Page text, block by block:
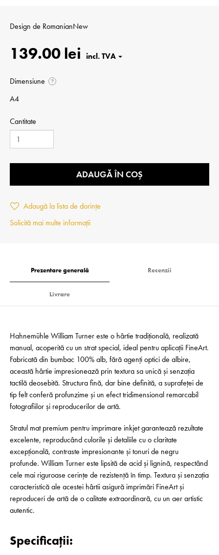
Design de RomanianNew
139.00 lei
Dimensiune ?
A4
Cantitate
ADAUGĂ ÎN COȘ
Adaugă la lista de dorințe
Solicită mai multe informații
Prezentare generală Recenzii
Livrare
Hahnemühle William Turner este o hârtie tradițională, realizată
manual, acoperită cu un strat special, ideal pentru aplicații FineArt.
Fabricată din bumbac 100% alb, fără agenți optici de albire,
această hârtie impresionează prin textura sa unică și senzația
tactilă deosebită. Structura fină, dar bine definită, a suprafeței de
tip felt conferă profunzime și un efect tridimensional remarcabil
fotografiilor și reproducerilor de artă.
Stratul mat premium pentru imprimare inkjet garantează rezultate
excelente, reproducând culorile și detaliile cu o claritate
excepțională, contraste impresionante și tonuri de negru
profunde. William Turner este lipsită de acid și lignină, respectând
cele mai riguroase cerințe de rezistență în timp. Textura și senzația
caracteristică ale acestei hârtii asigură imprimări FineArt și
reproduceri de artă de o calitate extraordinară, cu un aer artistic
autentic.
Specificații: